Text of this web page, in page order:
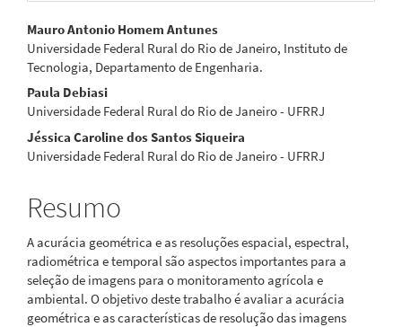
Conteúdo
do
artigo
principal
Mauro Antonio Homem Antunes
Universidade Federal Rural do Rio de Janeiro, Instituto de
Tecnologia, Departamento de Engenharia.
Paula Debiasi
Universidade Federal Rural do Rio de Janeiro - UFRRJ
Jéssica Caroline dos Santos Siqueira
Universidade Federal Rural do Rio de Janeiro - UFRRJ
Resumo
A acurácia geométrica e as resoluções espacial, espectral,
radiométrica e temporal são aspectos importantes para a
seleção de imagens para o monitoramento agrícola e
ambiental. O objetivo deste trabalho é avaliar a acurácia
geométrica e as características de resolução das imagens